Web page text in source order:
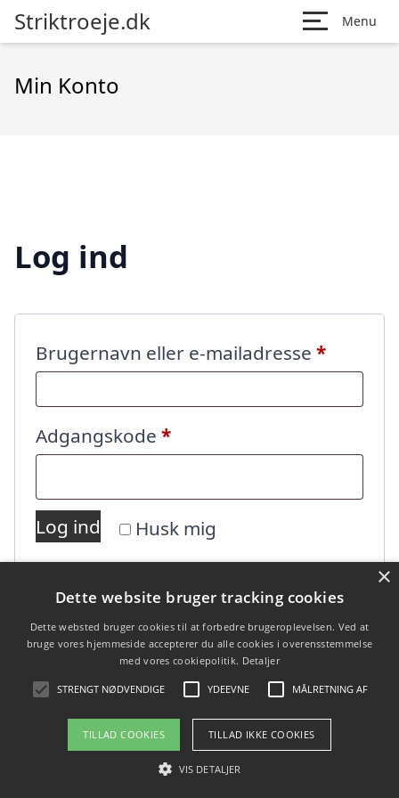
Striktroeje.dk Menu
Min Konto
Log ind
Brugernavn eller e-mailadresse *
Adgangskode *Påkrævet
Husk mig
Log ind
Mistet din adgangskode?
Om / kontakt Blog
×
Dette website bruger tracking cookies
Dette websted bruger cookies til at forbedre brugeroplevelsen. Ved at
bruge vores hjemmeside accepterer du alle cookies i overensstemmelse
med vores cookiepolitik. Detaljer
STRENGT NØDVENDIGE YDEEVNE MÅLRETNING AF
TILLAD COOKIES TILLAD IKKE COOKIES
VIS DETALJER